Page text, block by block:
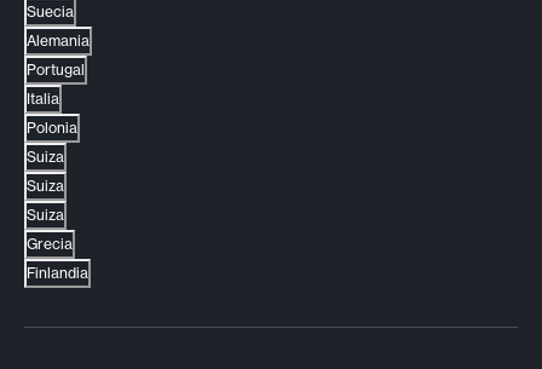
Suecia
Alemania
Portugal
Italia
Polonia
Suiza
Suiza
Suiza
Grecia
Finlandia